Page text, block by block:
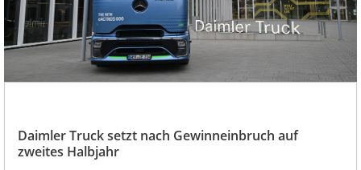
Daimler Truck setzt nach Gewinneinbruch auf
zweites Halbjahr